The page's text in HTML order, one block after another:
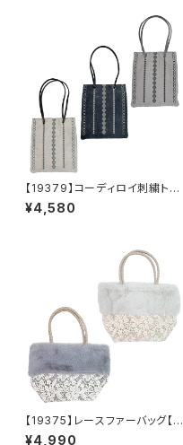
【19379】コーディロイ刺繍トー
トバッグ【送料無料】秋冬バッ
グ 新作
¥4,580
【19375】レースファーバッグ【送
料無料】秋冬バッグ 新作
¥4,990